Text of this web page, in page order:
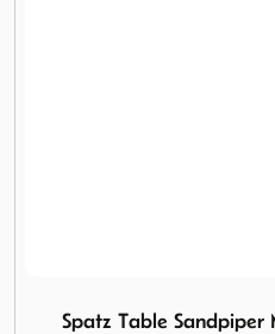
Helinox Chair One High